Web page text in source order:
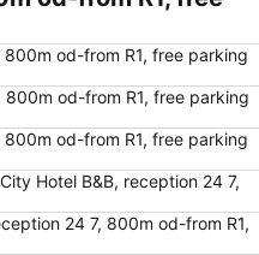
Fončorda
(Zvolen)
od-from R1, free parking
800m od-from R1, free parking
od-from R1, free parking
Hotel B&B, reception 24 7,
24 7, 800m od-from R1,